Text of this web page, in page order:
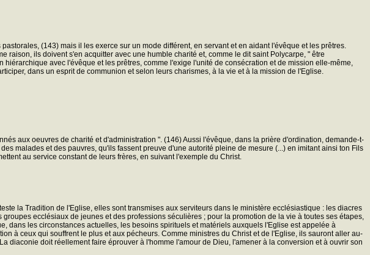
(143) mais il les exerce sur un mode différent, en servant et en aidant l'évêque et les prêtres.
ils doivent s'en acquitter avec une humble charité et, comme le dit saint Polycarpe, " être
avec l'évêque et les prêtres, comme l'exige l'unité de consécration et de mission elle-même,
dans un esprit de communion et selon leurs charismes, à la vie et à la mission de l'Eglise.
aux oeuvres de charité et d'administration ". (146) Aussi l'évêque, dans la prière d'ordination, demande-t-
malades et des pauvres, qu'ils fassent preuve d'une autorité pleine de mesure (...) en imitant ainsi ton Fils
au service constant de leurs frères, en suivant l'exemple du Christ.
la Tradition de l'Eglise, elles sont transmises aux serviteurs dans le ministère ecclésiastique : les diacres
ecclésiaux de jeunes et des professions séculières ; pour la promotion de la vie à toutes ses étapes,
dans les circonstances actuelles, les besoins spirituels et matériels auxquels l'Eglise est appelée à
à ceux qui souffrent le plus et aux pécheurs. Comme ministres du Christ et de l'Eglise, ils sauront aller au-
diaconie doit réellement faire éprouver à l'homme l'amour de Dieu, l'amener à la conversion et à ouvrir son